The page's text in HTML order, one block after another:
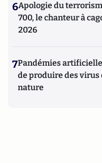
6Apologie du
700, le chanteur à
2026
7Pandémies
de produire des virus
nature